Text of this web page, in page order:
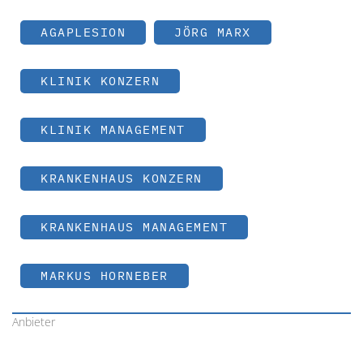
AGAPLESION JÖRG MARX
KLINIK KONZERN
KLINIK MANAGEMENT
KRANKENHAUS KONZERN
KRANKENHAUS MANAGEMENT
MARKUS HORNEBER
Anbieter